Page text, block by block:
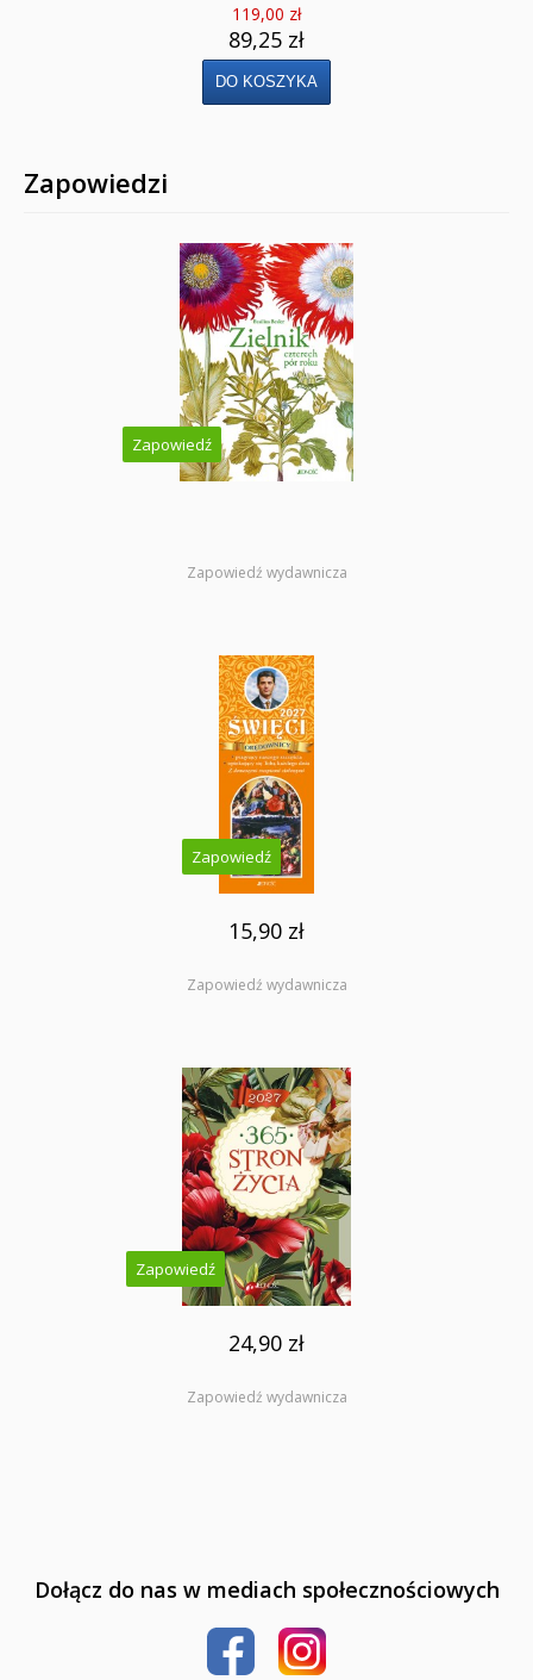
119,00 zł
89,25 zł
Zapowiedzi
Zapowiedź
Zapowiedź wydawnicza
Zapowiedź
15,90 zł
Zapowiedź wydawnicza
Zapowiedź
24,90 zł
Zapowiedź wydawnicza
Dołącz do nas w mediach społecznościowych